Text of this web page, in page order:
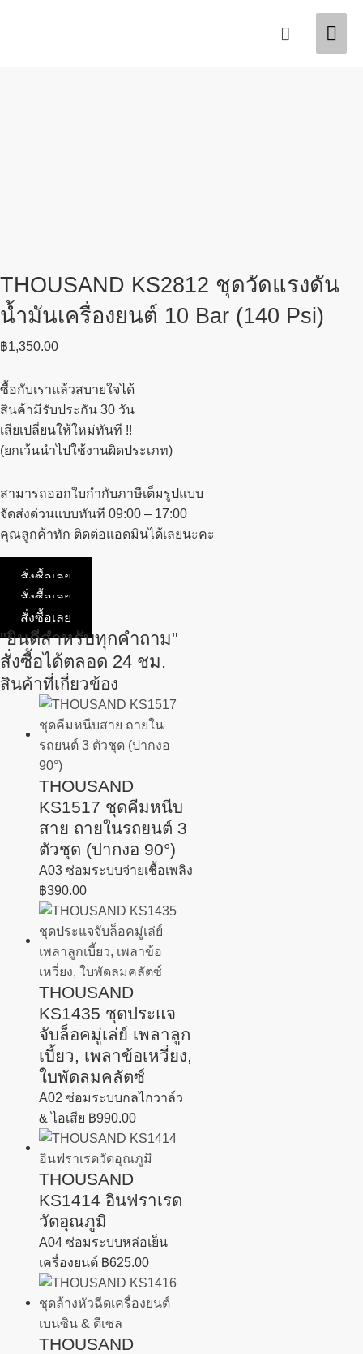
Search
THOUSAND KS2812 ชุดวัดแรงดัน
น้ำมันเครื่องยนต์ 10 Bar (140 Psi)
฿1,350.00
ซื้อกับเราแล้วสบายใจได้
สินค้ามีรับประกัน 30 วัน
เสียเปลี่ยนให้ใหม่ทันที !!
(ยกเว้นนำไปใช้งานผิดประเภท)
สามารถออกใบกำกับภาษีเต็มรูปแบบ
จัดส่งด่วนแบบทันที 09:00 – 17:00
คุณลูกค้าทัก ติดต่อแอดมินได้เลยนะคะ
สั่งซื้อเลย
สั่งซื้อเลย
สั่งซื้อเลย
"ยินดีสำหรับทุกคำถาม"
สั่งซื้อได้ตลอด 24 ชม.
สินค้าที่เกี่ยวข้อง
THOUSAND
KS1517 ชุดคีมหนีบ
สาย ถายในรถยนต์ 3
ตัวชุด (ปากงอ 90°)
A03 ซ่อมระบบจ่ายเชื้อเพลิง
฿390.00
THOUSAND
KS1435 ชุดประแจ
จับล็อคมู่เล่ย์ เพลาลูก
เบี้ยว, เพลาข้อเหวี่ยง,
ใบพัดลมคลัตซ์
A02 ซ่อมระบบกลไกวาล์ว
& ไอเสีย ฿990.00
THOUSAND
KS1414 อินฟราเรด
วัดอุณภูมิ
A04 ซ่อมระบบหล่อเย็น
เครื่องยนต์ ฿625.00
THOUSAND